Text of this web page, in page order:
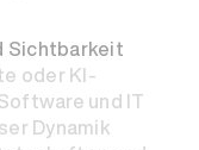
Sichtbarkeit
oder KI-
und IT
Dynamik